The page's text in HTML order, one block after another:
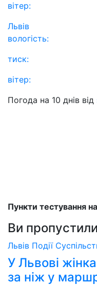
вітер:
Львів
вологість:
тиск:
вітер:
Погода на 10 днів від
Пункти тестування
Ви пропустили
Львів Події
У Львові
за ніж у